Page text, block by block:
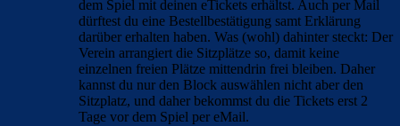
dem Spiel mit deinen eTickets erhältst. Auch per Mail
dürftest du eine Bestellbestätigung samt Erklärung
darüber erhalten haben. Was (wohl) dahinter steckt: Der
Verein arrangiert die Sitzplätze so, damit keine
einzelnen freien Plätze mittendrin frei bleiben. Daher
kannst du nur den Block auswählen nicht aber den
Sitzplatz, und daher bekommst du die Tickets erst 2
Tage vor dem Spiel per eMail.